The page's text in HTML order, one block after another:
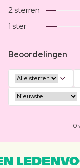
2 sterren
1 ster
Beoordelingen
0